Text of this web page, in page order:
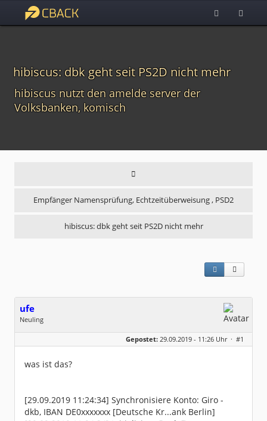
hibiscus: dbk geht seit PS2D nicht mehr
hibiscus nutzt den amelde server der
Volksbanken, komisch
Empfänger Namensprüfung, Echtzeitüberweisung , PSD2
hibiscus: dbk geht seit PS2D nicht mehr
ufe
Neuling
Geschlecht:
keine Angabe
Dabei seit:
09 / 2019
Gepostet: 29.09.2019 - 11:26 Uhr · #1
was ist das?
[29.09.2019 11:24:34] Synchronisiere Konto: Giro -
dkb, IBAN DE0xxxxxxx [Deutsche Kr...ank Berlin]